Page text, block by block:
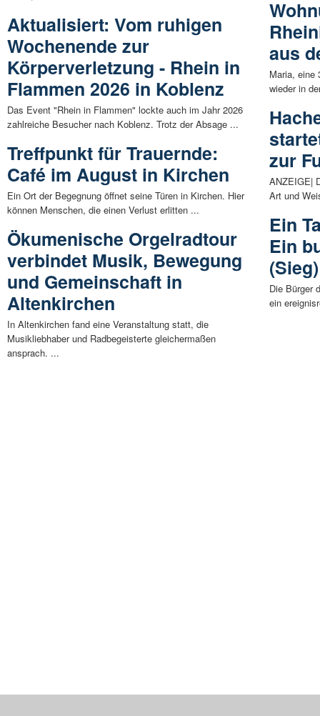
Aktualisiert: Vom ruhigen
Wochenende zur
Körperverletzung - Rhein in
Flammen 2026 in Koblenz
Das Event "Rhein in Flammen" lockte auch im Jahr 2026
zahlreiche Besucher nach Koblenz. Trotz der Absage ...
Treffpunkt für Trauernde:
Café im August in Kirchen
Ein Ort der Begegnung öffnet seine Türen in Kirchen. Hier
können Menschen, die einen Verlust erlitten ...
Ökumenische Orgelradtour
verbindet Musik, Bewegung
und Gemeinschaft in
Altenkirchen
In Altenkirchen fand eine Veranstaltung statt, die
Musikliebhaber und Radbegeisterte gleichermaßen
ansprach. ...
aus
Maria, eine
wieder in
zur
ANZEIGE|
Art und
Ein
Ein
(Sieg)
Die Bürger
ein